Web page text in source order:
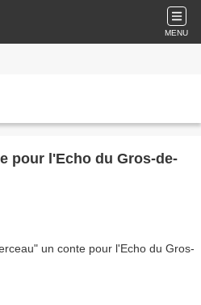
MENU
pour l'Echo du Gros-de-